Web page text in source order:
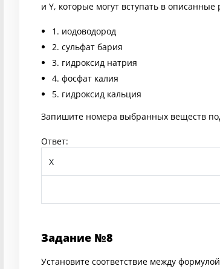
и Y, которые могут вступать в описанные
1. иодоводород
2. сульфат бария
3. гидроксид натрия
4. фосфат калия
5. гидроксид кальция
Запишите номера выбранных веществ
Ответ:
X
Задание №8
Установите соответствие между